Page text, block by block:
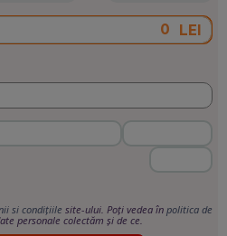
LEI
si condițiile site-ului. Poți vedea în politica de
personale colectăm și de ce.